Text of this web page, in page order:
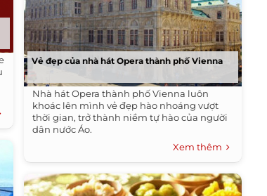
Vẻ đẹp của nhà hát Opera thành phố Vienna
Nhà hát Opera thành phố Vienna luôn
khoác lên mình vẻ đẹp hào nhoáng vượt
thời gian, trở thành niềm tự hào của người
dân nước Áo.
Xem thêm